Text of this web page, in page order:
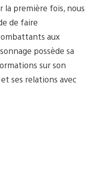
la première fois, nous
de faire
aux
possède sa
sur son
ses relations avec